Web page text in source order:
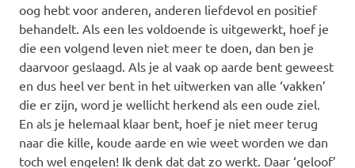
oog hebt voor anderen, anderen liefdevol en positief
behandelt. Als een les voldoende is uitgewerkt, hoef je
die een volgend leven niet meer te doen, dan ben je
daarvoor geslaagd. Als je al vaak op aarde bent geweest
en dus heel ver bent in het uitwerken van alle ‘vakken’
die er zijn, word je wellicht herkend als een oude ziel.
En als je helemaal klaar bent, hoef je niet meer terug
naar die kille, koude aarde en wie weet worden we dan
toch wel engelen! Ik denk dat dat zo werkt. Daar ‘geloof’